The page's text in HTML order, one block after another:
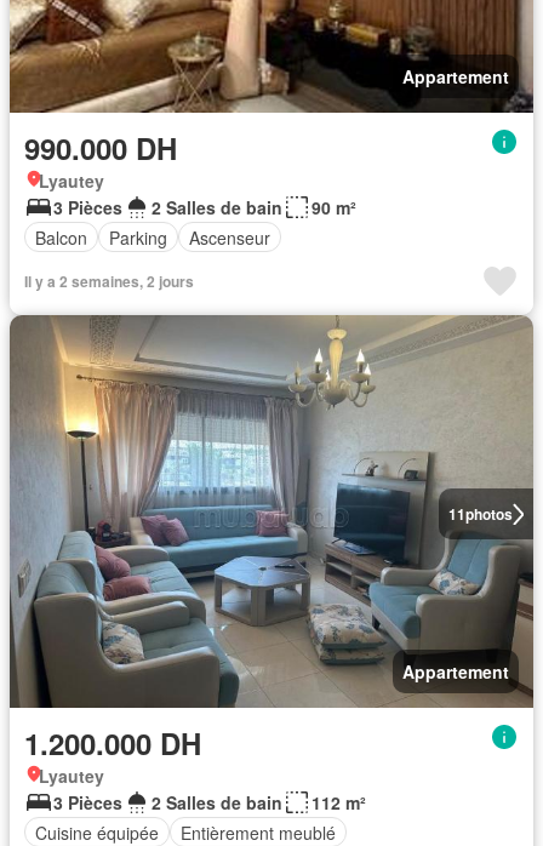
Appartement
990.000 DH
Lyautey
3 Pièces
2 Salles de bain
90 m²
Balcon
Parking Ascenseur
Il y a 2 semaines, 2 jours
11photos
Appartement
1.200.000 DH
Lyautey
3 Pièces
2 Salles de bain
112 m²
Cuisine équipée
Entièrement meublé